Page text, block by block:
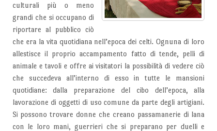
culturali più o meno
grandi che si occupano di
riportare al pubblico ciò
che era la vita quotidiana nell’epoca dei celti. Ognuna di loro
allestisce il proprio accampamento fatto di tende, pelli di
animale e tavoli e offre ai visitatori la possibilità di vedere ciò
che succedeva all’interno di esso in tutte le mansioni
quotidiane: dalla preparazione del cibo dell’epoca, alla
lavorazione di oggetti di uso comune da parte degli artigiani.
Si possono trovare donne che creano passamanerie di lana
con le loro mani, guerrieri che si preparano per duelli e